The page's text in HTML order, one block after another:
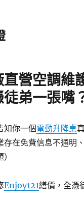
直營空調維
弟一張嘴
知你一個電動升降桌
存在免費信息不通明
Enjoy121繕價，全憑